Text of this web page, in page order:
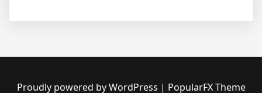
Proudly powered by WordPress | PopularFX Theme